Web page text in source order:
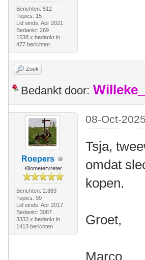
Berichten: 512
Topics: 15
Lid sinds: Apr 2021
Bedankt: 269
1538 x bedankt in
477 berichten
Zoek
Bedankt door:
Roepers
Kilometervreter
Berichten: 2.883
Topics: 90
Lid sinds: Apr 2017
Bedankt: 3087
3333 x bedankt in
1413 berichten
08-Oct-
Tsja,
omdat
kopen.
Groet,
Marco